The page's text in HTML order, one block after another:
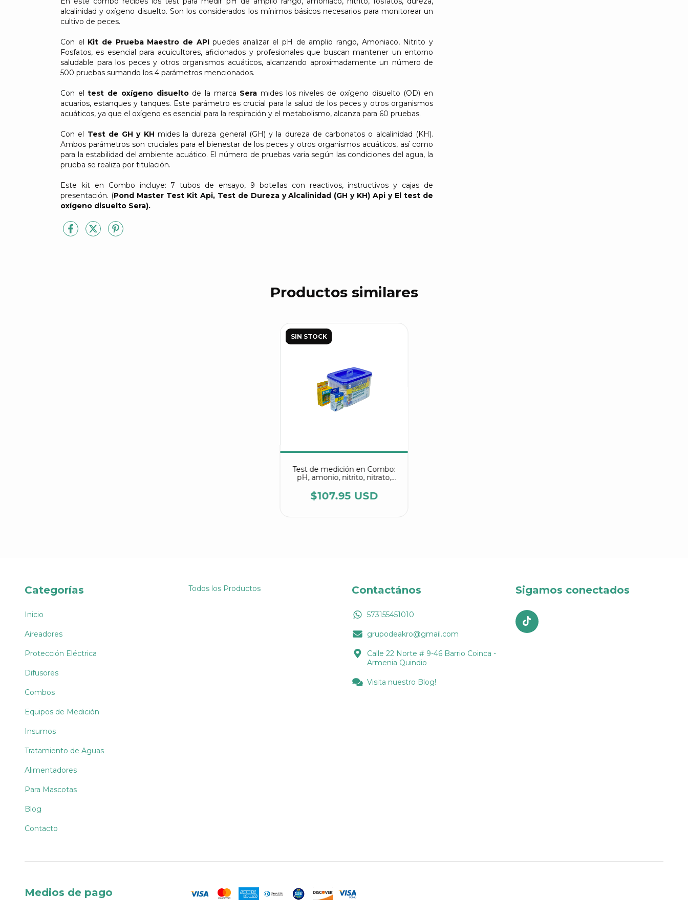
alcalinidad y oxígeno disuelto. Son los considerados los mínimos básicos necesarios para monitorear un
cultivo de peces.
Con el Kit de Prueba Maestro de APIpuedes analizar el pH de amplio rango, Amoniaco, Nitrito y
Fosfatos, es esencial para acuicultores, aficionados y profesionales que buscan mantener un entorno
saludable para los peces y otros organismos acuáticos, alcanzando aproximadamente un número de
500 pruebas sumando los 4 parámetros mencionados.
Con eltest de oxígeno disuelto de la marca Sera mides los niveles de oxígeno disuelto (OD) en
acuarios, estanques y tanques. Este parámetro es crucial para la salud de los peces y otros organismos
acuáticos, ya que el oxígeno es esencial para la respiración y el metabolismo, alcanza para 60 pruebas.
Con el Test de GH y KH mides la dureza general (GH) y la dureza de carbonatos o alcalinidad (KH).
Ambos parámetros son cruciales para el bienestar de los peces y otros organismos acuáticos, así como
para la estabilidad del ambiente acuático. El número de pruebas varia según las condiciones del agua, la
prueba se realiza por titulación.
Este kit en Combo incluye: 7 tubos de ensayo, 9 botellas con reactivos, instructivos y cajas de
presentación. (Pond Master Test Kit Api, Test de Dureza y Alcalinidad (GH y KH) Api y El test de
oxígeno disuelto Sera).
Productos similares
SIN STOCK
Test de medición en Combo:
pH, amonio, nitrito, nitrato,
disuelto
$107.95 USD
Categorías
Inicio
Aireadores
Protección Eléctrica
Difusores
Combos
Equipos de Medición
Insumos
Tratamiento de Aguas
Alimentadores
Para Mascotas
Blog
Contacto
Todos los Productos Contactános
573155451010
grupodeakro@gmail.com
Calle 22 Norte # 9-46 Barrio Coinca -
Armenia Quindio
Visita nuestro Blog!
Sigamos conectados
Medios de pago